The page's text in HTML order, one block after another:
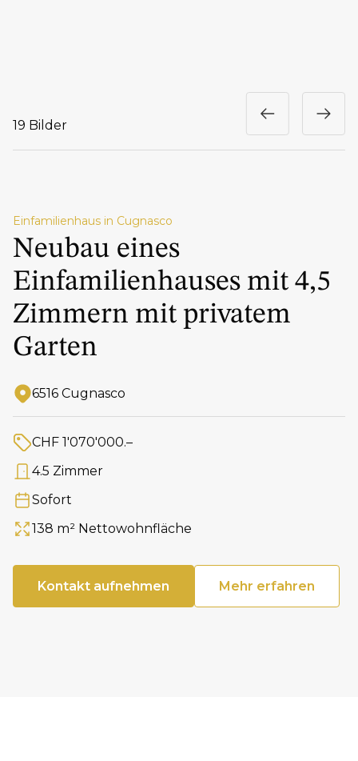
19 Bilder
Einfamilienhaus in Cugnasco
Neubau eines
Einfamilienhauses mit 4,5
Zimmern mit privatem
Garten
Adresse
6516 Cugnasco
Preis
CHF 1'070'000.–
Anzahl Zimmer
4.5 Zimmer
Verfügbar ab
Sofort
Fläche
138 m² Nettowohnfläche
Kontakt aufnehmen Mehr erfahren